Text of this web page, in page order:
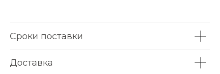
Сроки поставки
Доставка